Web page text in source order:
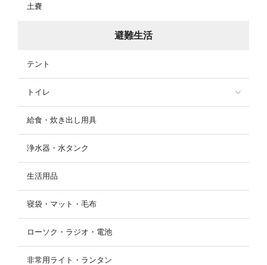
土嚢
避難生活
テント
トイレ
給食・炊き出し用具
浄水器・水タンク
生活用品
寝袋・マット・毛布
ローソク・ラジオ・電池
非常用ライト・ランタン